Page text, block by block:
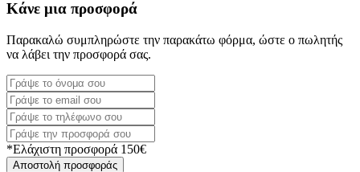
Κάνε μια προσφορά
Παρακαλώ συμπληρώστε την παρακάτω φόρμα, ώστε ο πωλητής
να λάβει την προσφορά σας.
*Ελάχιστη προσφορά 150€
Αποστολή προσφοράς